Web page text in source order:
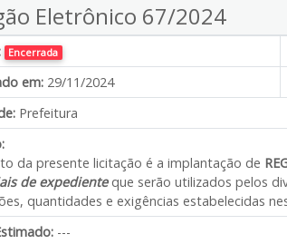
Eletrônico 67/2024
Encerrada
em: 29/11/2024
Prefeitura
da presente licitação é a implantação de
de expediente que serão utilizados pelos
quantidades e exigências estabelecidas
---